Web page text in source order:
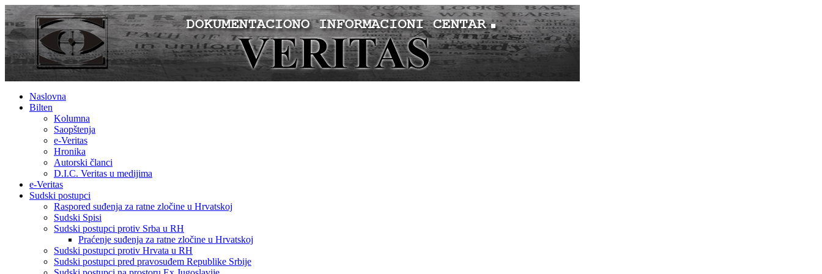
Naslovna
Bilten
Kolumna
Saopštenja
e-Veritas
Hronika
Autorski članci
D.I.C. Veritas u medijima
e-Veritas
Sudski postupci
Raspored suđenja za ratne zločine u Hrvatskoj
Sudski Spisi
Sudski postupci protiv Srba u RH
Praćenje suđenja za ratne zločine u Hrvatskoj
Sudski postupci protiv Hrvata u RH
Sudski postupci pred pravosuđem Republike Srbije